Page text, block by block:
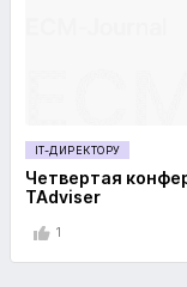
IT-ДИРЕКТОРУ
Четвертая
TAdviser
1